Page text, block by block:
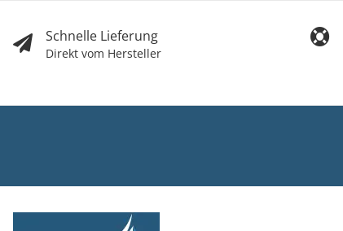
Schnelle Lieferung
Direkt vom Hersteller